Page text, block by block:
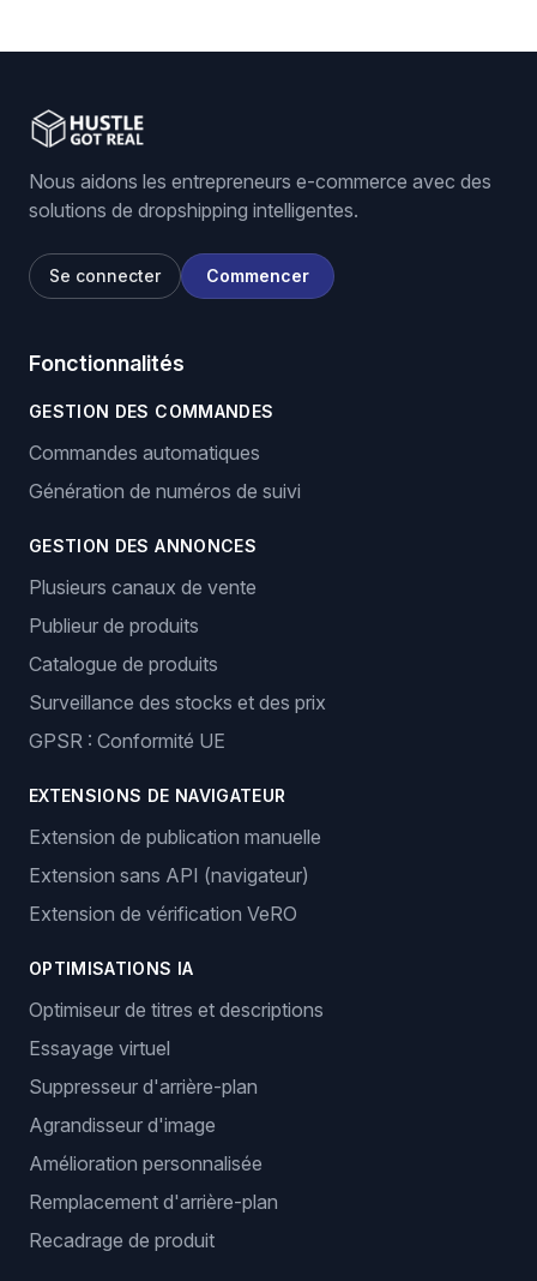
Nous aidons les entrepreneurs e-commerce avec des
solutions de dropshipping intelligentes.
Se connecter Commencer
Fonctionnalités
GESTION DES COMMANDES
Commandes automatiques
Génération de numéros de suivi
GESTION DES ANNONCES
Plusieurs canaux de vente
Publieur de produits
Catalogue de produits
Surveillance des stocks et des prix
GPSR : Conformité UE
EXTENSIONS DE NAVIGATEUR
Extension de publication manuelle
Extension sans API (navigateur)
Extension de vérification VeRO
OPTIMISATIONS IA
Optimiseur de titres et descriptions
Essayage virtuel
Suppresseur d'arrière-plan
Agrandisseur d'image
Amélioration personnalisée
Remplacement d'arrière-plan
Recadrage de produit